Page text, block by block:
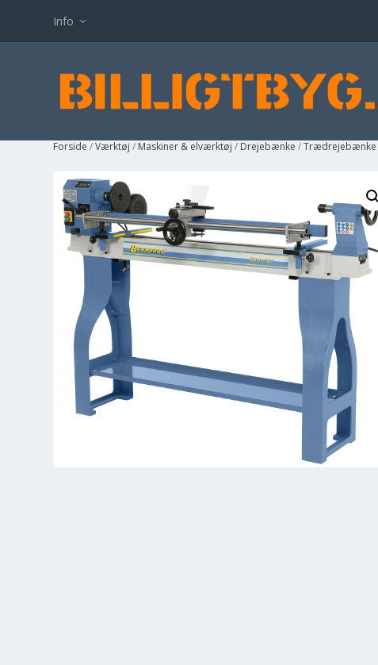
Info
Forside /Værktøj / Maskiner & elværktøj / Drejebænke /Trædrejebænke